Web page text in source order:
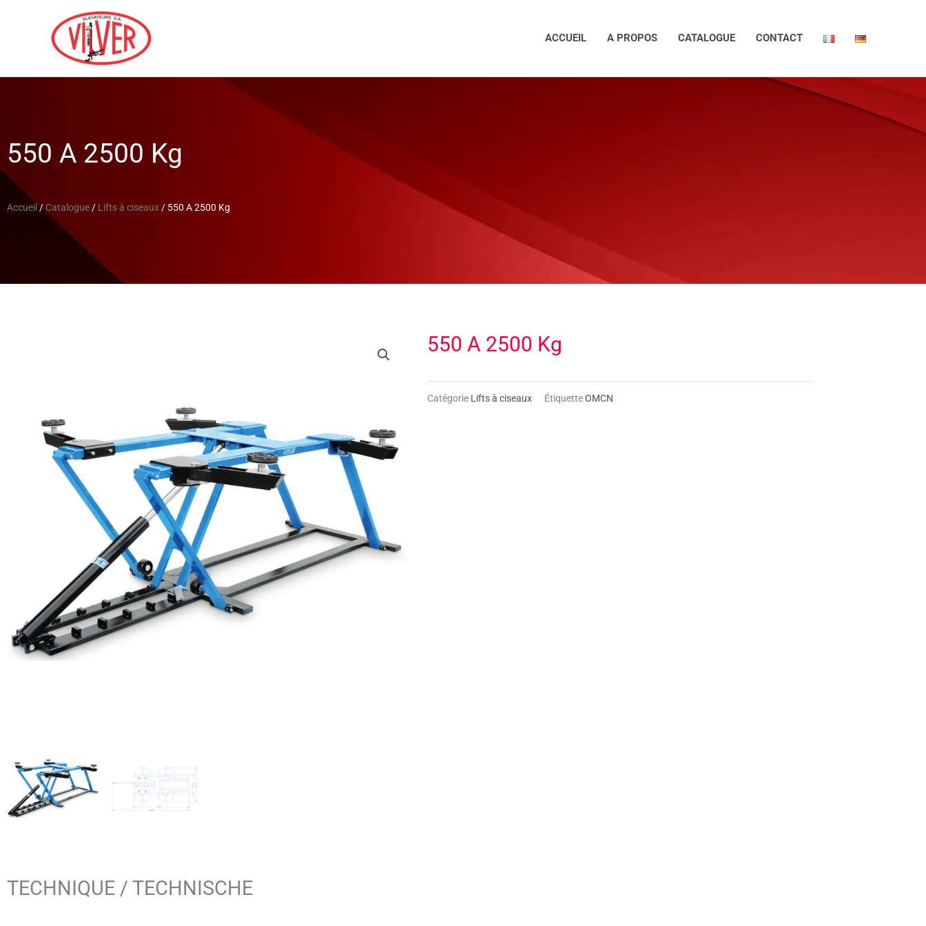
ACCUEIL A PROPOS CATALOGUE CONTACT
550 A 2500 Kg
Accueil/Catalogue/ Lifts à ciseaux/ 550 A 2500 Kg
550 A 2500 Kg
Catégorie Lifts à ciseaux ÉtiquetteOMCN
TECHNIQUE / TECHNISCHE